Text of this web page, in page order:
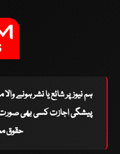
ہم نیوز پر شائع یا نشر ہونے
پیشگی اجازت کسی بھی صورت
حقوق